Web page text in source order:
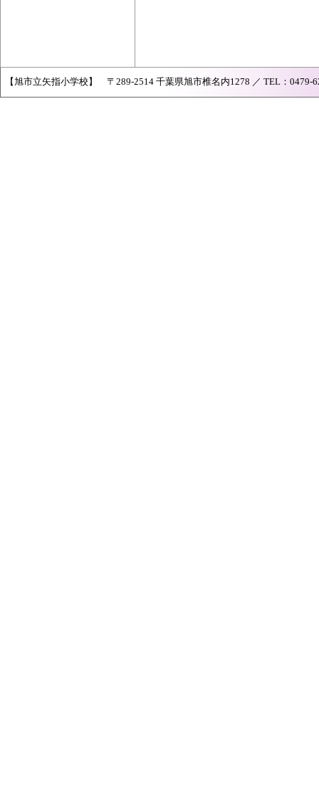
【旭市立矢指小学校】 〒289-2514 千葉県旭市椎名内1278 ／ TEL：0479-